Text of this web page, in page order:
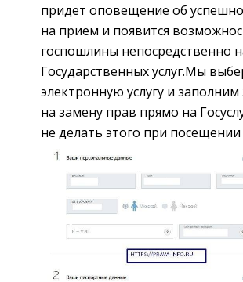
придет оповещение об
на прием и появится
госпошлины непосредственно
Государственных услуг.Мы
электронную услугу и заполним
на замену прав прямо на
не делать этого при